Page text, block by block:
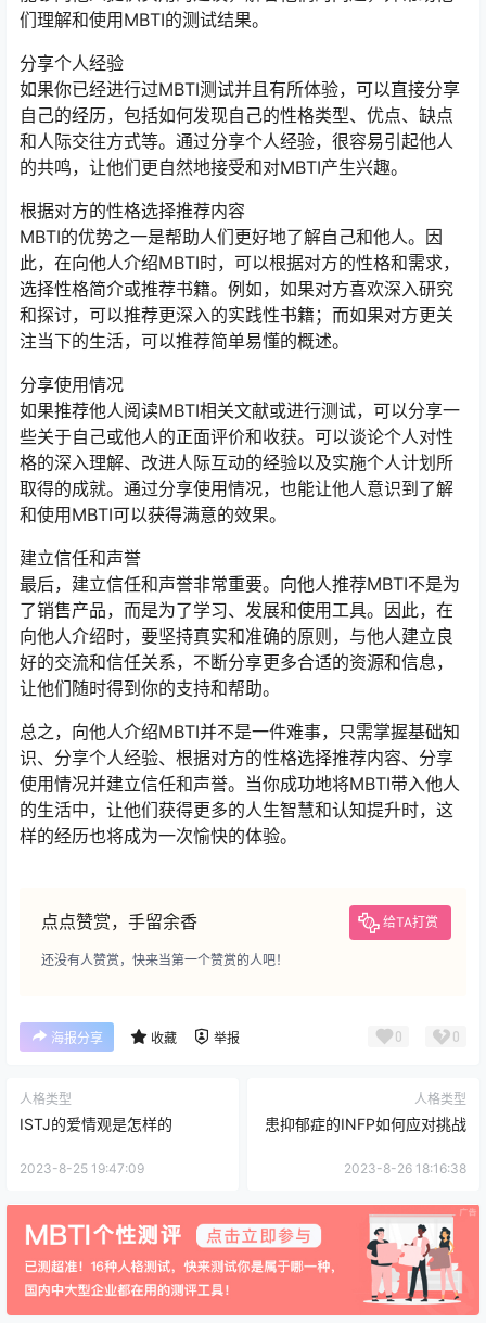
们理解和使用MBTI的测试结果。
分享个人经验
如果你已经进行过MBTI测试并且有所体验，可以直接分享
自己的经历，包括如何发现自己的性格类型、优点、缺点
和人际交往方式等。通过分享个人经验，很容易引起他人
的共鸣，让他们更自然地接受和对MBTI产生兴趣。
根据对方的性格选择推荐内容
MBTI的优势之一是帮助人们更好地了解自己和他人。因
此，在向他人介绍MBTI时，可以根据对方的性格和需求，
选择性格简介或推荐书籍。例如，如果对方喜欢深入研究
和探讨，可以推荐更深入的实践性书籍；而如果对方更关
注当下的生活，可以推荐简单易懂的概述。
分享使用情况
如果推荐他人阅读MBTI相关文献或进行测试，可以分享一
些关于自己或他人的正面评价和收获。可以谈论个人对性
格的深入理解、改进人际互动的经验以及实施个人计划所
取得的成就。通过分享使用情况，也能让他人意识到了解
和使用MBTI可以获得满意的效果。
建立信任和声誉
最后，建立信任和声誉非常重要。向他人推荐MBTI不是为
了销售产品，而是为了学习、发展和使用工具。因此，在
向他人介绍时，要坚持真实和准确的原则，与他人建立良
好的交流和信任关系，不断分享更多合适的资源和信息，
让他们随时得到你的支持和帮助。
总之，向他人介绍MBTI并不是一件难事，只需掌握基础知
识、分享个人经验、根据对方的性格选择推荐内容、分享
使用情况并建立信任和声誉。当你成功地将MBTI带入他人
的生活中，让他们获得更多的人生智慧和认知提升时，这
样的经历也将成为一次愉快的体验。
点点赞赏，手留余香 给TA打赏
还没有人赞赏，快来当第一个赞赏的人吧！
海报分享 收藏 举报 0 0
人格类型
ISTJ的爱情观是怎样的
2023-8-25 19:47:09
人格类型
患抑郁症的INFP如何应对挑战
2023-8-26 18:16:38